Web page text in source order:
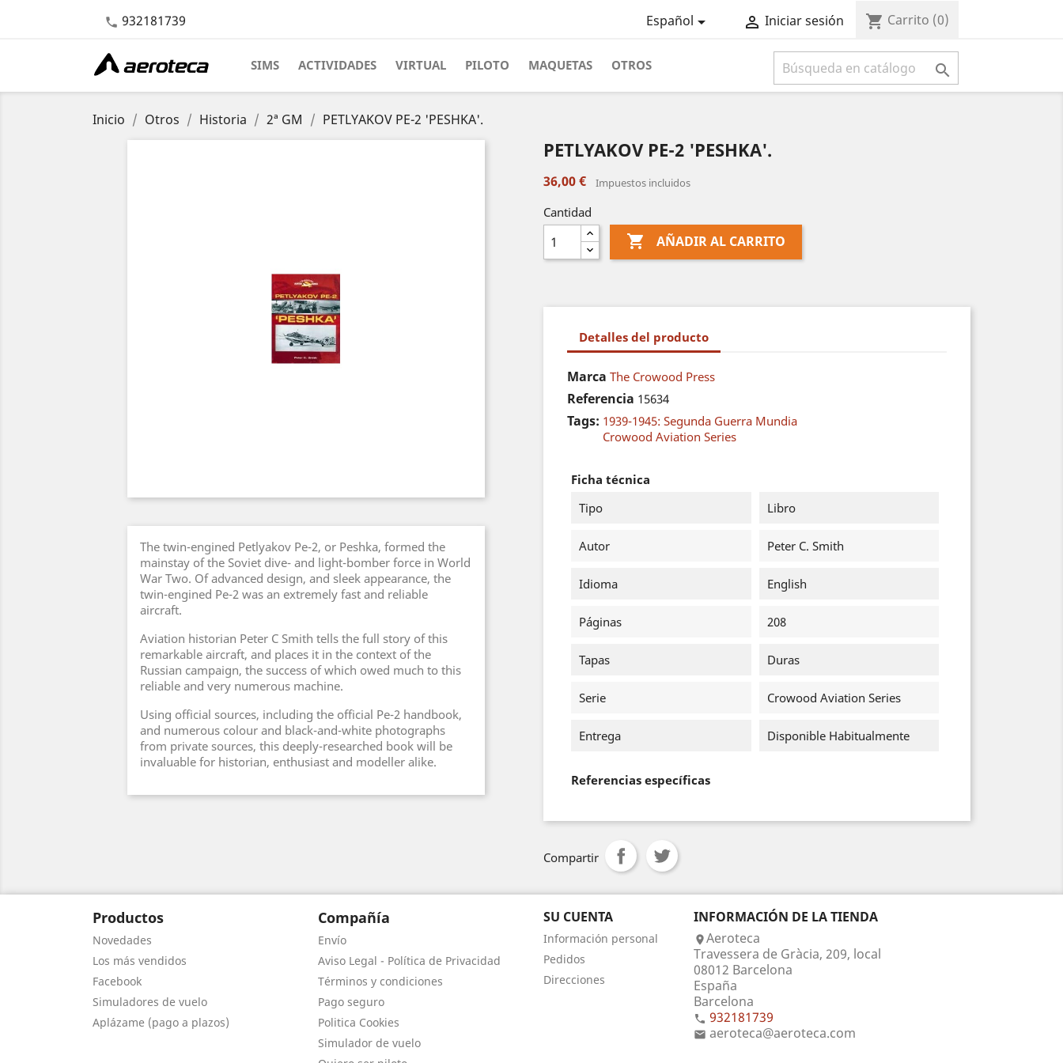
 932181739 Español  Iniciar sesión shopping_cart Carrito (0)
SIMS ACTIVIDADES VIRTUAL PILOTO MAQUETAS OTROS 
Inicio Otros Historia 2ª GM PETLYAKOV PE-2 'PESHKA'.
The twin-engined Petlyakov Pe-2, or Peshka, formed the
mainstay of the Soviet dive- and light-bomber force in World
War Two. Of advanced design, and sleek appearance, the
twin-engined Pe-2 was an extremely fast and reliable
aircraft.
Aviation historian Peter C Smith tells the full story of this
remarkable aircraft, and places it in the context of the
Russian campaign, the success of which owed much to this
reliable and very numerous machine.
Using official sources, including the official Pe-2 handbook,
and numerous colour and black-and-white photographs
from private sources, this deeply-researched book will be
invaluable for historian, enthusiast and modeller alike.
PETLYAKOV PE-2 'PESHKA'.
36,00 € Impuestos incluidos
Cantidad
 AÑADIR AL CARRITO
Detalles del producto
Marca The Crowood Press
Referencia 15634
Tags: 1939-1945: Segunda Guerra Mundia
Crowood Aviation Series
Ficha técnica
Tipo
Libro
Autor Peter C. Smith
Idioma English
Páginas 208
Tapas Duras
Serie Crowood Aviation Series
Entrega Disponible Habitualmente
Referencias específicas
Compartir
Productos
Novedades
Los más vendidos
Facebook
Simuladores de vuelo
Aplázame (pago a plazos)
Compañía
Envío
Aviso Legal - Política de Privacidad
Términos y condiciones
Pago seguro
Politica Cookies
Simulador de vuelo
SU CUENTA
Información personal
Pedidos
Direcciones
INFORMACIÓN DE LA TIENDA
Aeroteca
Travessera de Gràcia, 209, local
08012 Barcelona
España
Barcelona
 932181739
 aeroteca@aeroteca.com